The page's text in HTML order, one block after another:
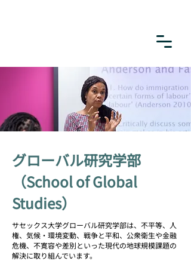
グローバル研究学部
（School of Global
Studies）
サセックス大学グローバル研究学部は、不平等、人
権、気候・環境変動、戦争と平和、公衆衛生や金融
危機、不寛容や差別といった現代の地球規模課題の
解決に取り組んでいます。